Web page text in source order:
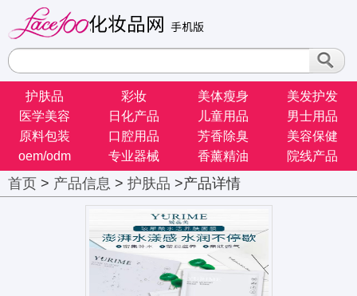
护肤品 彩妆 美体瘦身
美发护发
医学美容
日化产品 儿童用品
男士用品
原料包装
口腔用品 芳香除臭
美容保健
oem/odm
专业器械 香薰精油 院线产品
首页 > 产品信息 > 护肤品 >产品详情